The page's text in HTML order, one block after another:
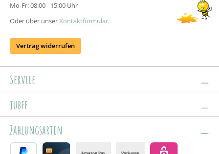
Mo-Fr: 08:00 - 15:00 Uhr
Oder über unser Kontaktformular.
Vertrag widerrufen
Service
jubee
Zahlungsarten
Amazon Pay Vorkasse